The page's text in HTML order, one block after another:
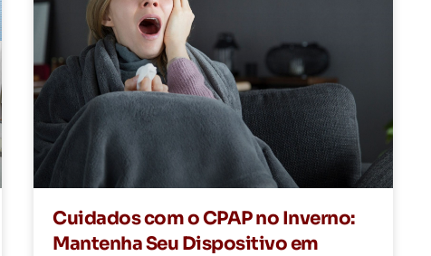
Cuidados com o CPAP no Inverno:
Mantenha Seu Dispositivo em